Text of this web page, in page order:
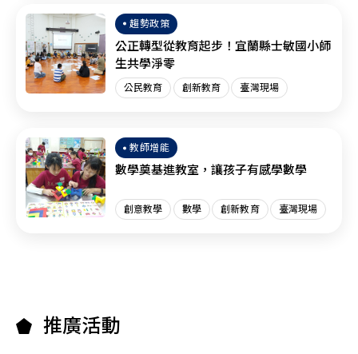
趨勢政策
公正轉型從教育起步！宜蘭縣士敏國小師
生共學淨零
公民教育 創新教育 臺灣現場
教師增能
數學奠基進教室，讓孩子有感學數學
創意教學 數學 創新教育 臺灣現場
推廣活動